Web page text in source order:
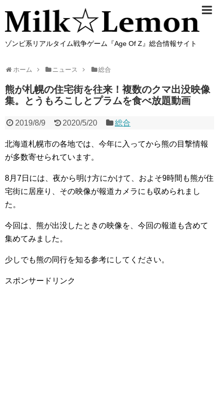
ゾンビ系リアルタイム戦争ゲーム『Age Of Z』総合情報サイト
ホーム ニュース 総合
熊が札幌の住宅街を往来！複数のクマ出没映像
集。とうもろこしとプラムを食べ放題動画
2019/8/9 2020/5/20 総合
北海道札幌市の各地では、今年に入ってから熊の目撃情報
が多数寄せられています。
8月7日には、夜から明け方にかけて、およそ9時間も熊が住
宅街に居座り、その映像が報道カメラにも収められまし
た。
今回は、熊が出没したときの映像を、今回の報道も含めて
集めてみました。
少しでも熊の同行を知る参考にしてください。
スポンサードリンク